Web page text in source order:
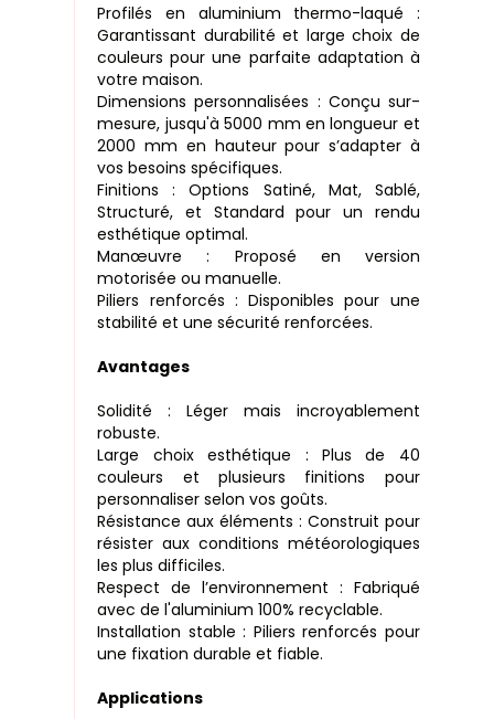
Profilés en aluminium thermo-laqué :
Garantissant durabilité et large choix de
couleurs pour une parfaite adaptation à
votre maison.
Dimensions personnalisées : Conçu sur-
mesure, jusqu'à 5000 mm en longueur et
2000 mm en hauteur pour s’adapter à
vos besoins spécifiques.
Finitions : Options Satiné, Mat, Sablé,
Structuré, et Standard pour un rendu
esthétique optimal.
Manœuvre : Proposé en version
motorisée ou manuelle.
Piliers renforcés : Disponibles pour une
stabilité et une sécurité renforcées.
Avantages
Solidité : Léger mais incroyablement
robuste.
Large choix esthétique : Plus de 40
couleurs et plusieurs finitions pour
personnaliser selon vos goûts.
Résistance aux éléments : Construit pour
résister aux conditions météorologiques
les plus difficiles.
Respect de l’environnement : Fabriqué
avec de l'aluminium 100% recyclable.
Installation stable : Piliers renforcés pour
une fixation durable et fiable.
Applications